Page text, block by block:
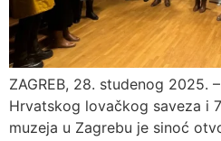
ZAGREB, 28. studenog 2025.
Hrvatskog lovačkog saveza i
muzeja u Zagrebu je sinoć